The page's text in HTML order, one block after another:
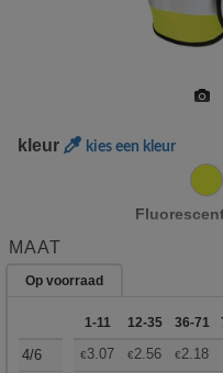
kleur kies een kleur
MAAT
Op voorraad
1-11 12-35 36-71
4/6 €3.07 €2.56 €2.18